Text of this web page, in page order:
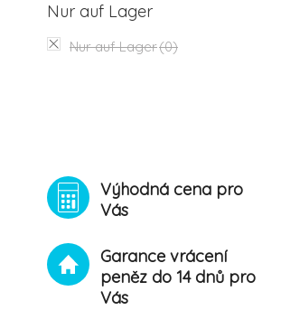
Nur auf Lager
Nur auf Lager(0)
Výhodná cena pro
Vás
Garance vrácení
peněz do 14 dnů pro
Vás